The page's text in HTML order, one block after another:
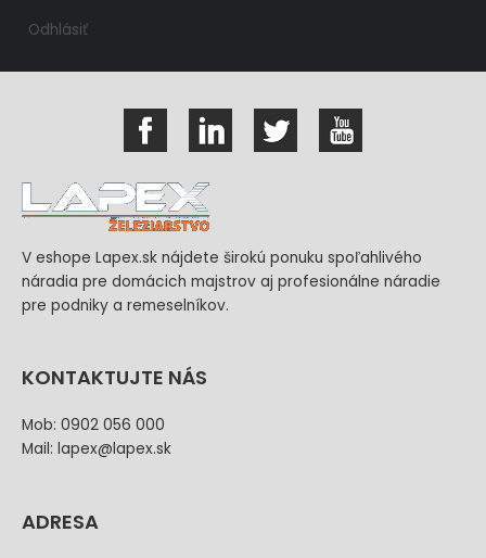
Odhlásiť
V eshope Lapex.sk nájdete širokú ponuku spoľahlivého
náradia pre domácich majstrov aj profesionálne náradie
pre podniky a remeselníkov.
KONTAKTUJTE NÁS
Mob: 0902 056 000
Mail: lapex@lapex.sk
ADRESA